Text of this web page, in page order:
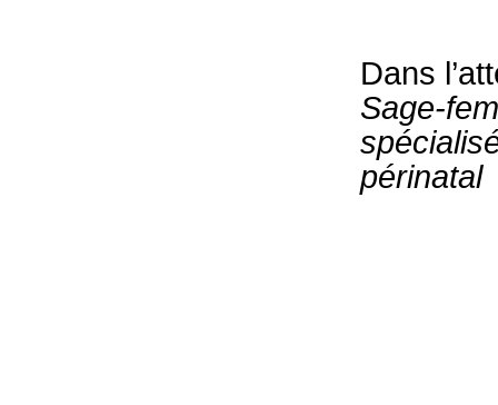
Dans
Sage-
périnatal